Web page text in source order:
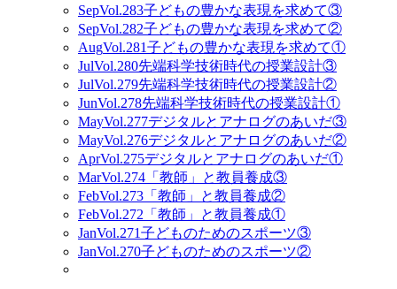
SepVol.283子どもの豊かな表現を求めて③
SepVol.282子どもの豊かな表現を求めて②
AugVol.281子どもの豊かな表現を求めて①
JulVol.280先端科学技術時代の授業設計③
JulVol.279先端科学技術時代の授業設計②
JunVol.278先端科学技術時代の授業設計①
MayVol.277デジタルとアナログのあいだ③
MayVol.276デジタルとアナログのあいだ②
AprVol.275デジタルとアナログのあいだ①
MarVol.274 「教師」と教員養成③
FebVol.273 「教師」と教員養成②
FebVol.272 「教師」と教員養成①
JanVol.271子どものためのスポーツ③
JanVol.270子どものためのスポーツ②